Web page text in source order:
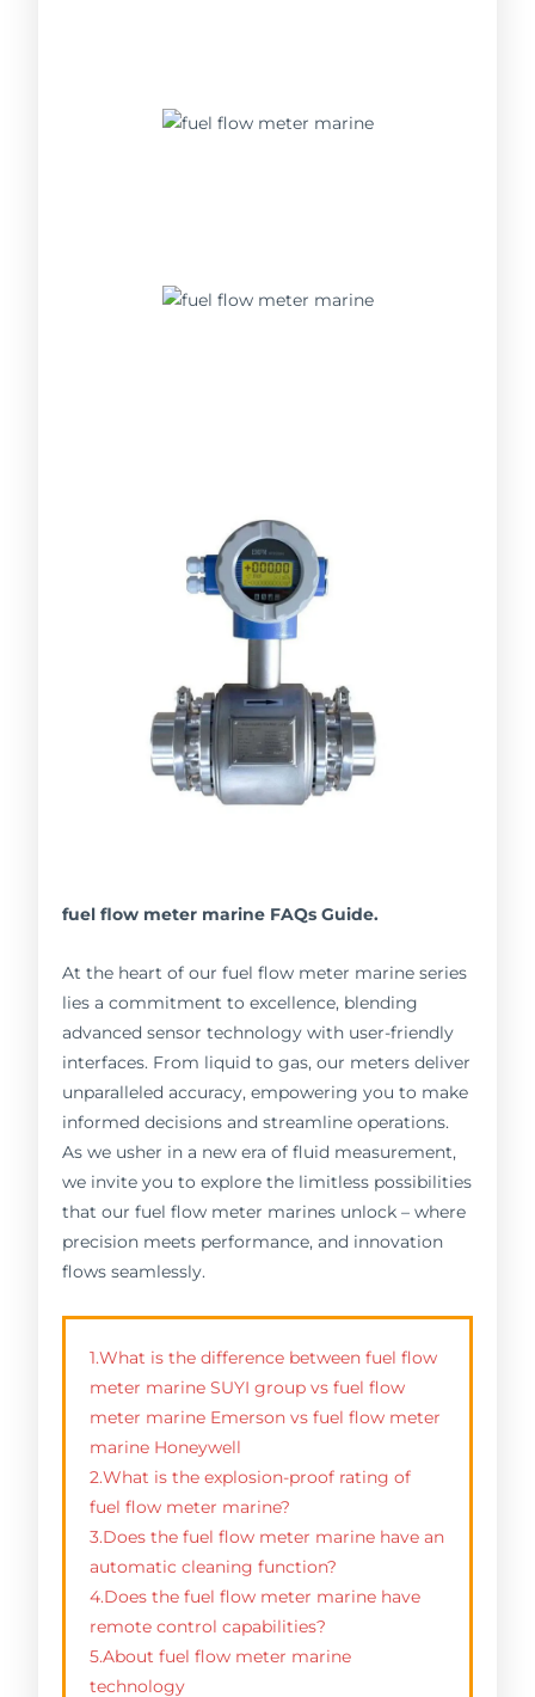
fuel flow meter marine FAQs Guide.
At the heart of our fuel flow meter marine series
lies a commitment to excellence, blending
advanced sensor technology with user-friendly
interfaces. From liquid to gas, our meters deliver
unparalleled accuracy, empowering you to make
informed decisions and streamline operations.
As we usher in a new era of fluid measurement,
we invite you to explore the limitless possibilities
that our fuel flow meter marines unlock – where
precision meets performance, and innovation
flows seamlessly.
1.What is the difference between fuel flow
meter marine SUYI group vs fuel flow
meter marine Emerson vs fuel flow meter
marine Honeywell
2.What is the explosion-proof rating of
fuel flow meter marine?
3.Does the fuel flow meter marine have an
automatic cleaning function?
4.Does the fuel flow meter marine have
remote control capabilities?
5.About fuel flow meter marine
technology